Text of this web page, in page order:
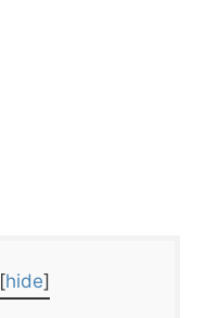
[hide]